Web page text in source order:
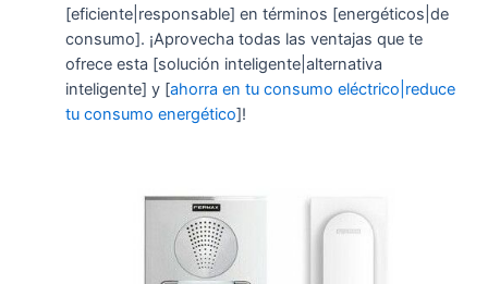
[eficiente|responsable] en términos [energéticos|de
consumo]. ¡Aprovecha todas las ventajas que te
ofrece esta [solución inteligente|alternativa
inteligente] y [ahorra en tu consumo eléctrico|reduce
tu consumo energético]!